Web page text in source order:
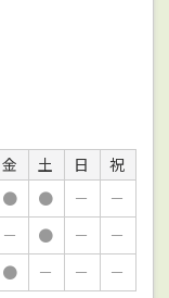
金 土 日
祝
● ● －
－
－ ● －
－
● － －
－